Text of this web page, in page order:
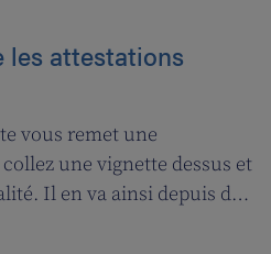
les attestations
vous remet une
une vignette dessus et
Il en va ainsi depuis des